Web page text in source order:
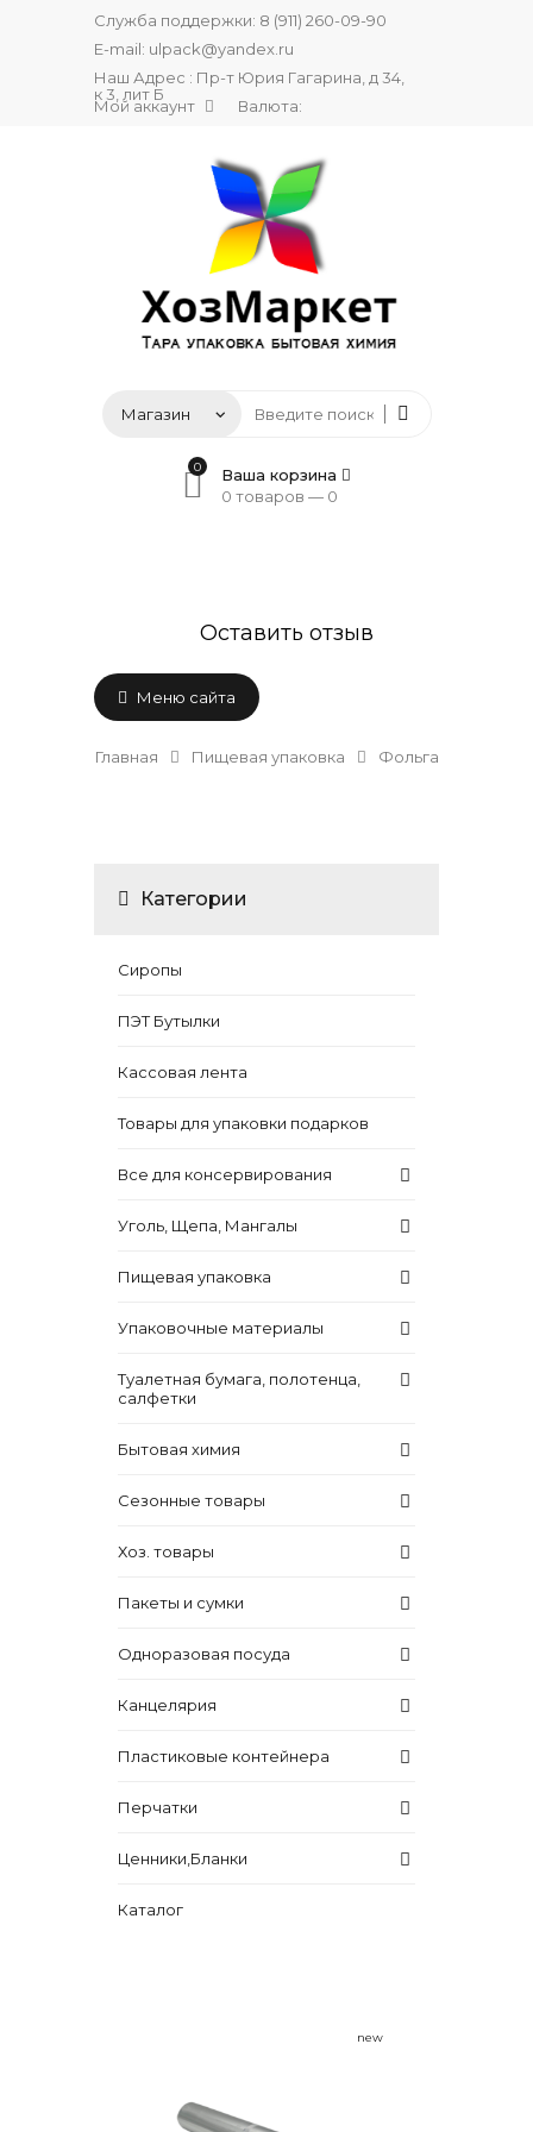
Служба поддержки: 8 (911) 260-09-90
E-mail: ulpack@yandex.ru
Наш Адрес : Пр-т Юрия Гагарина, д 34,
к 3, лит Б
Мой аккаунт Валюта:
0
Ваша корзина
0 товаров — 0
Оставить отзыв
Меню сайта
Главная Пищевая упаковка Фольга
Категории
Сиропы
ПЭТ Бутылки
Кассовая лента
Товары для упаковки подарков
Все для консервирования
Уголь, Щепа, Мангалы
Пищевая упаковка
Упаковочные материалы
Туалетная бумага, полотенца,
салфетки
Бытовая химия
Сезонные товары
Хоз. товары
Пакеты и сумки
Одноразовая посуда
Канцелярия
Пластиковые контейнера
Перчатки
Ценники,Бланки
Каталог
new